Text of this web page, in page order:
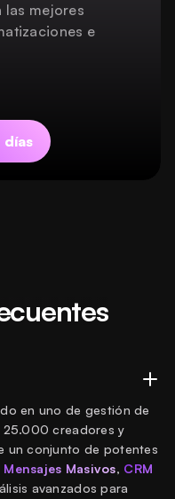
las mejores
e
días
en uno de gestión de
25.000 creadores y
un conjunto de potentes
Mensajes Masivos, CRM
avanzados para